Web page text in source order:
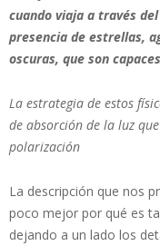
cuando viaja a través
presencia de estrellas,
oscuras, que son
La estrategia de estos
de absorción de la luz
polarización
La descripción que nos
poco mejor por qué es
dejando a un lado los